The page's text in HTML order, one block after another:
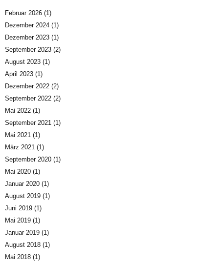
Februar 2026 (1)
Dezember 2024 (1)
Dezember 2023 (1)
September 2023 (2)
August 2023 (1)
April 2023 (1)
Dezember 2022 (2)
September 2022 (2)
Mai 2022 (1)
September 2021 (1)
Mai 2021 (1)
März 2021 (1)
September 2020 (1)
Mai 2020 (1)
Januar 2020 (1)
August 2019 (1)
Juni 2019 (1)
Mai 2019 (1)
Januar 2019 (1)
August 2018 (1)
Mai 2018 (1)